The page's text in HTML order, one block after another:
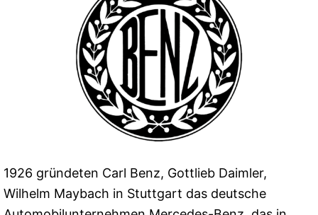
1926 gründeten Carl Benz, Gottlieb Daimler,
Wilhelm Maybach in Stuttgart das deutsche